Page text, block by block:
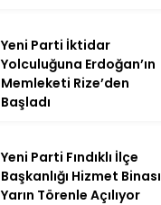
Yeni Parti İktidar
Yolculuğuna Erdoğan’ın
Memleketi Rize’den
Başladı
Yeni Parti Fındıklı İlçe
Başkanlığı Hizmet Binası
Yarın Törenle Açılıyor